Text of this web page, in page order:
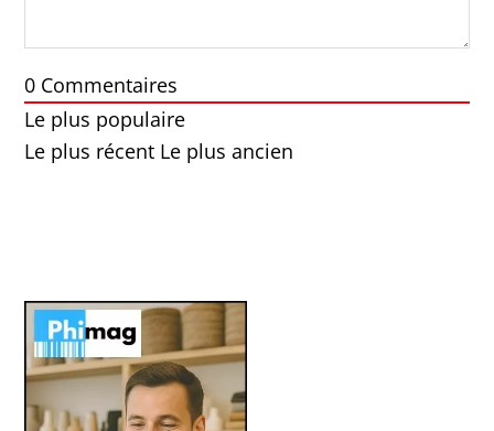
0 Commentaires
Le plus populaire
Le plus récent Le plus ancien